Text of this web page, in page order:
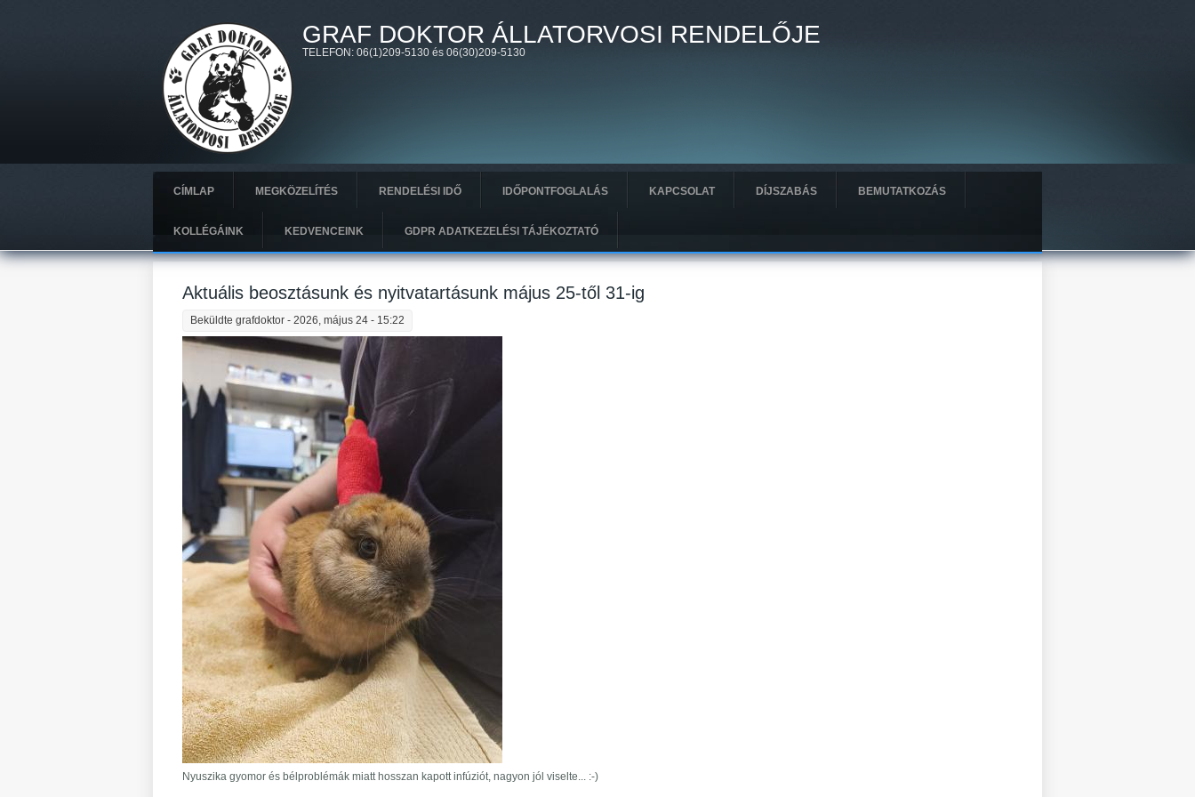
GRAF DOKTOR ÁLLATORVOSI RENDELŐJE
TELEFON: 06(1)209-5130 és 06(30)209-5130
CÍMLAP MEGKÖZELÍTÉS RENDELÉSI IDŐ IDŐPONTFOGLALÁS KAPCSOLAT DÍJSZABÁS BEMUTATKOZÁS
KOLLÉGÁINK KEDVENCEINK GDPR ADATKEZELÉSI TÁJÉKOZTATÓ
Aktuális beosztásunk és nyitvatartásunk május 25-től 31-ig
Beküldtegrafdoktor - 2026, május 24 - 15:22
Nyuszika gyomor és bélproblémák miatt hosszan kapott infúziót, nagyon jól viselte... :-)